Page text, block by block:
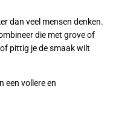
dan veel mensen denken.
die met grove of
pittig je de smaak wilt
een vollere en